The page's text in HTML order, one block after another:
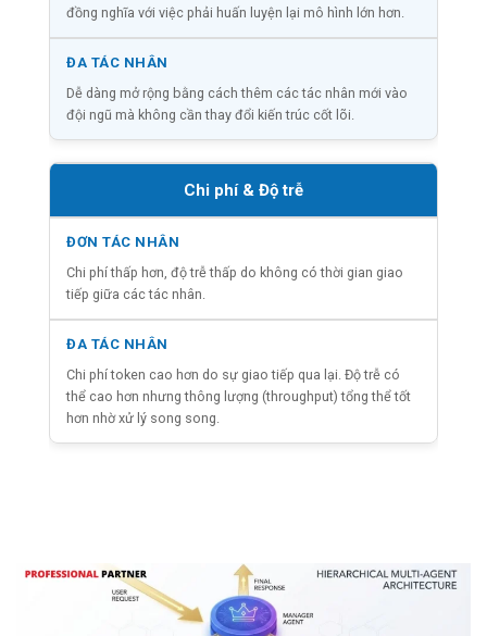
đồng nghĩa với việc phải huấn luyện lại mô hình lớn hơn.
Dễ dàng mở rộng bằng cách thêm các tác nhân mới vào
đội ngũ mà không cần thay đổi kiến trúc cốt lõi.
Chi phí & Độ trễ
Chi phí thấp hơn, độ trễ thấp do không có thời gian giao
tiếp giữa các tác nhân.
Chi phí token cao hơn do sự giao tiếp qua lại. Độ trễ có
thể cao hơn nhưng thông lượng (throughput) tổng thể tốt
hơn nhờ xử lý song song.